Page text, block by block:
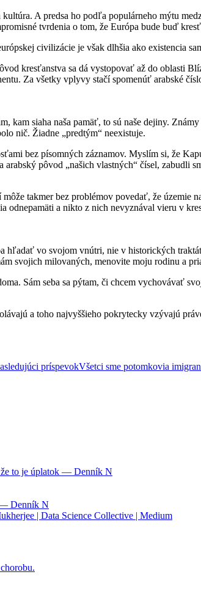
A predsa ho podľa populárneho mýtu
tvrdenia o tom, že Európa bude buď
civilizácie je však dlhšia ako existencia
kresťanstva sa dá vystopovať až do oblasti
Za všetky vplyvy stačí spomenúť arabské
kam siaha naša pamäť, to sú naše dejiny.
nič. Žiadne „predtým“ neexistuje.
bez písomných záznamov. Myslím si, že
pôvod „našich vlastných“ čísel, zabudli
takmer bez problémov povedať, že územie
a nikto z nich nevyznával vieru v
hľadať vo svojom vnútri, nie v historických
svojich milovaných, menovite moju rodinu a
Sám seba sa pýtam, či chcem vychovávať
a toho najvyššieho pokrytecky vzývajú
príspevokVšetci sme potomkovia
že to je úplatok — Denník N
— Denník N
| Data Science Collective | Medium